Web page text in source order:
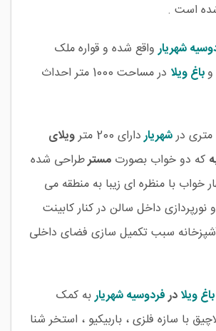
است .
شهریار واقع شده و قواره ملک
باغ ویلا
در مساحت 1000 متر احداث
شهریاردارای 200 متر
ویلای
که دو خواب بصورت مسترطراحی شده
خواب با منظره ای زیبا به منطقه می
نورپردازی داخل سالن در کنار کابینت
سبب تکمیل سازی فضای داخلی
باغ ویلادرفردوسیهشهریاربه کمک
با سازه فلزی ، باربیکیو ، استخر شنا